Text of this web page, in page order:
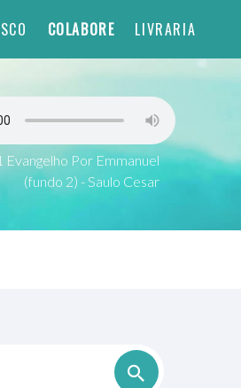
COLABORE LIVRARIA
Evangelho Por Emmanuel
(fundo 2) - Saulo Cesar